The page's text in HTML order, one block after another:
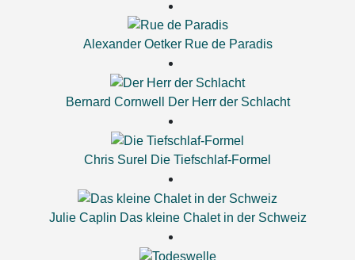
Alexander Oetker Rue de Paradis
Bernard Cornwell Der Herr der Schlacht
Chris Surel Die Tiefschlaf-Formel
Julie Caplin Das kleine Chalet in der Schweiz